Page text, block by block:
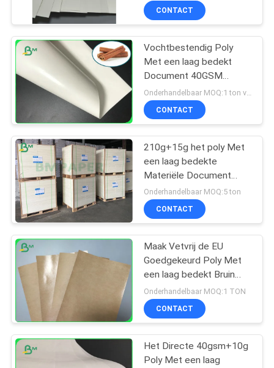
NEEM
CONTACT
MET
ONS
OP
NIEUWS
GEVALLEN
SITEMAP
PRIVACYBELEID
CONTACT
Vochtbestendig Poly
Met een laag bedekt
Document 40GSM
60GSM voor het
Verpakken van Pijpjes
kaneel
CONTACT
210g+15g het poly Met
een laag bedekte
Materiële Document
P1S P2S Cupstock van
Koffiekoppen
Onderhandelbaar MOQ:5 ton
CONTACT
Maak Vetvrij de EU
Goedgekeurd Poly Met
een laag bedekt Bruin
Ambachtdocument voor
Verpakking gebraden
Voedsel waterdicht
Onderhandelbaar MOQ:1 TON
CONTACT
Het Directe 40gsm+10g
Poly Met een laag